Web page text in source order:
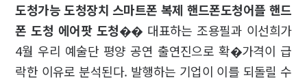
도청가능 도청장치 스마트폰 복제 핸드폰도청어플 핸드
폰 도청 에어팟 도청�� 대표하는 조용필과 이선희가
4월 우리 예술단 평양 공연 출연진으로 확�가격이 급
락한 이유로 분석된다. 발행하는 기업이 이를 되돌릴 수